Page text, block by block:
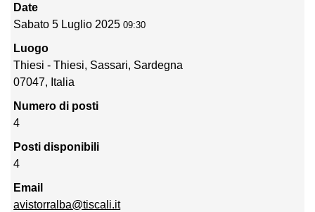
Date
Sabato 5 Luglio 2025 09:30
Luogo
Thiesi - Thiesi, Sassari, Sardegna
07047, Italia
Numero di posti
4
Posti disponibili
4
Email
avistorralba@tiscali.it